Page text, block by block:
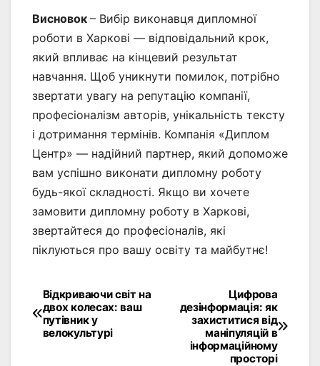
Висновок – Вибір виконавця дипломної
роботи в Харкові — відповідальний крок,
який впливає на кінцевий результат
навчання. Щоб уникнути помилок, потрібно
звертати увагу на репутацію компанії,
професіоналізм авторів, унікальність тексту
і дотримання термінів. Компанія «Диплом
Центр» — надійний партнер, який допоможе
вам успішно виконати дипломну роботу
будь-якої складності. Якщо ви хочете
замовити дипломну роботу в Харкові,
звертайтеся до професіоналів, які
піклуються про вашу освіту та майбутнє!
Навігація
записів
Цифрова
дезінформація: як
захиститися від
маніпуляцій в
інформаційному
просторі
Відкриваючи світ на
двох колесах: ваш
путівник у
велокультурі